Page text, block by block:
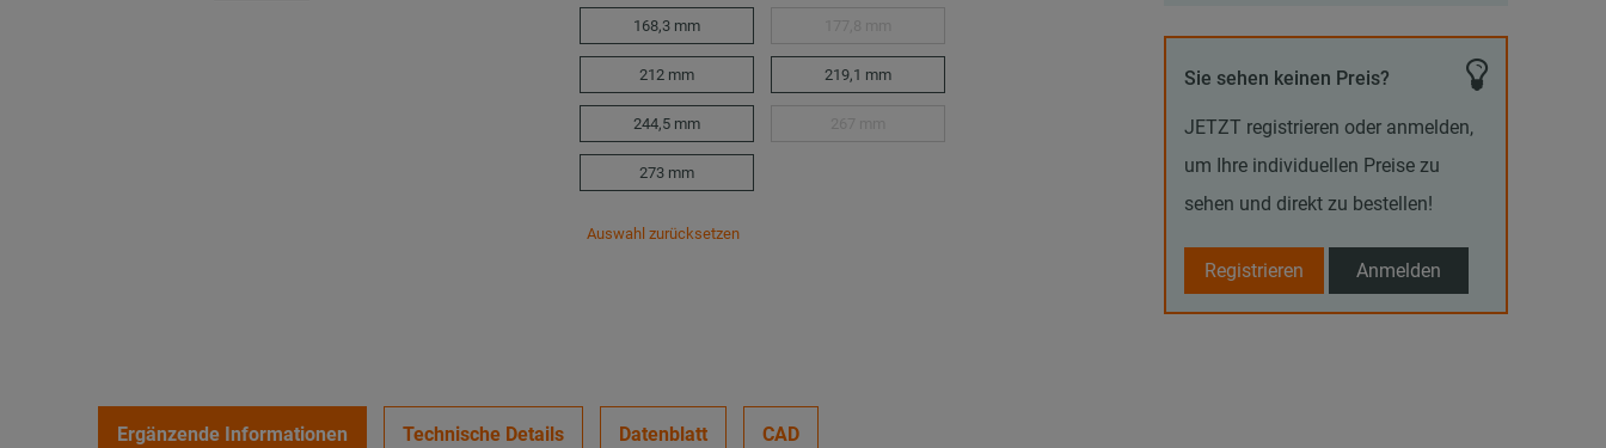
168,3 mm
212 mm 219,1 mm
244,5 mm
273 mm
Auswahl zurücksetzen
Sie sehen keinen Preis?
JETZT registrieren oder anmelden,
um Ihre individuellen Preise zu
sehen und direkt zu bestellen!
Registrieren Anmelden
Ergänzende Informationen Technische Details Datenblatt CAD